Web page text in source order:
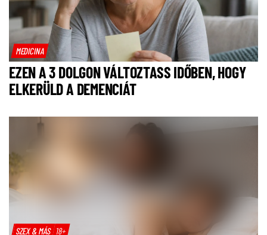
MEDICINA
EZEN A 3 DOLGON VÁLTOZTASS IDŐBEN, HOGY
ELKERÜLD A DEMENCIÁT
SZEX & MÁS 18+